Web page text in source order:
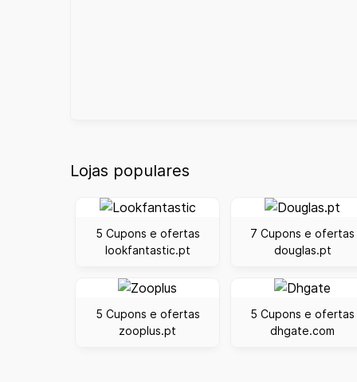
Lojas populares
5 Cupons e ofertas
lookfantastic.pt
7 Cupons e ofertas
douglas.pt
5 Cupons e ofertas
zooplus.pt
5 Cupons e ofertas
dhgate.com